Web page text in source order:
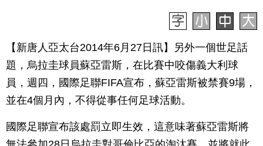
【新唐人亞太台2014年6月27日訊】另外一個世足話
題，烏拉圭球員蘇亞雷斯，在比賽中咬傷義大利球
員，週四，國際足聯FIFA宣布，蘇亞雷斯被禁賽9場，
並在4個月內，不得從事任何足球活動。
國際足聯宣布該處罰立即生效，這意味著蘇亞雷斯將